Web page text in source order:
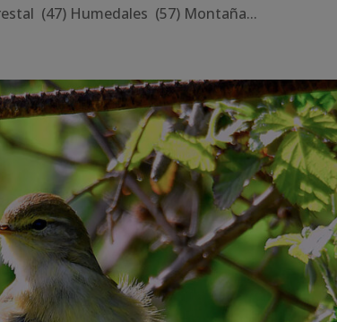
(47) Humedales (57) Montaña...